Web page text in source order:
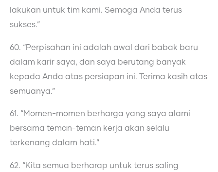
lakukan untuk tim kami. Semoga Anda terus
sukses.”
60. “Perpisahan ini adalah awal dari babak baru
dalam karir saya, dan saya berutang banyak
kepada Anda atas persiapan ini. Terima kasih atas
semuanya.”
61. “Momen-momen berharga yang saya alami
bersama teman-teman kerja akan selalu
terkenang dalam hati.”
62. “Kita semua berharap untuk terus saling